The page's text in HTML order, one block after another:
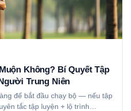
Không? Bí Quyết Tập
Trung Niên
để bắt đầu chạy bộ — nếu tập
tắc tập luyện + lộ trình…